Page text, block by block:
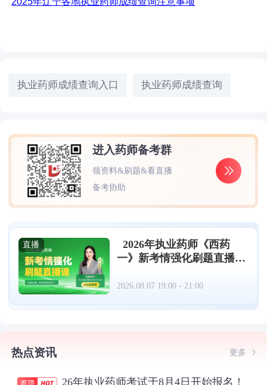
执业药师成绩查询入口 执业药师成绩查询
进入药师备考群
领资料&刷题&看直播
备考协助
直播
2026年执业药师《西药
一》新考情强化刷题直播
2026.08.07 19:00 - 21:00
热点资讯 更多
26年执业药师考试于8月4日开始报名！